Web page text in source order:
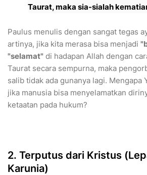
Taurat, maka sia-sialah
Paulus menulis dengan sangat tegas
artinya, jika kita merasa bisa menjadi
"selamat" di hadapan Allah dengan
Taurat secara sempurna, maka
salib tidak ada gunanya lagi. Mengapa
jika manusia bisa menyelamatkan
ketaatan pada hukum?
​2. Terputus dari Kristus
Karunia)